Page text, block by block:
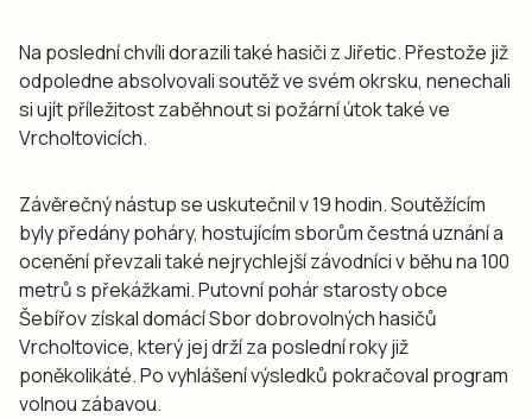
Na poslední chvíli dorazili také hasiči z Jiřetic. Přestože již
odpoledne absolvovali soutěž ve svém okrsku, nenechali
si ujít příležitost zaběhnout si požární útok také ve
Vrcholtovicích.
Závěrečný nástup se uskutečnil v 19 hodin. Soutěžícím
byly předány poháry, hostujícím sborům čestná uznání a
ocenění převzali také nejrychlejší závodníci v běhu na 100
metrů s překážkami. Putovní pohár starosty obce
Šebířov získal domácí Sbor dobrovolných hasičů
Vrcholtovice, který jej drží za poslední roky již
poněkolikáté. Po vyhlášení výsledků pokračoval program
volnou zábavou.